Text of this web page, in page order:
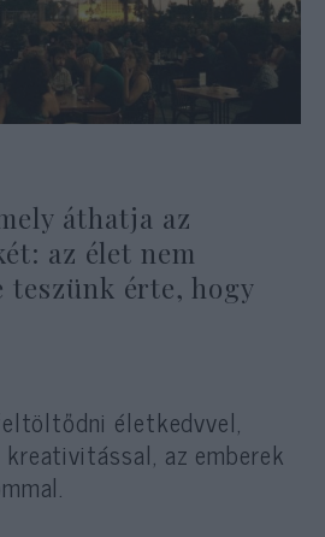
áthatja az
az élet nem
teszünk érte, hogy
életkedvvel,
az emberek